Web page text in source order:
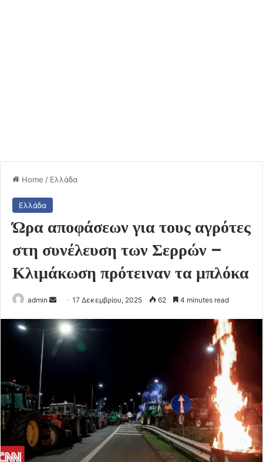
Home / Ελλάδα
Ελλάδα
Ώρα αποφάσεων για τους αγρότες
στη συνέλευση των Σερρών –
Κλιμάκωση πρότειναν τα μπλόκα
admin
Send
email
17 Δεκεμβρίου, 2025 62 4 minutes read